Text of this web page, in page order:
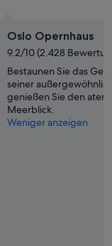
Oslo Opernhaus
9.2/10 (2.428
Bestaunen Sie das
seiner
genießen Sie den
Meerblick.
Weniger anzeigen